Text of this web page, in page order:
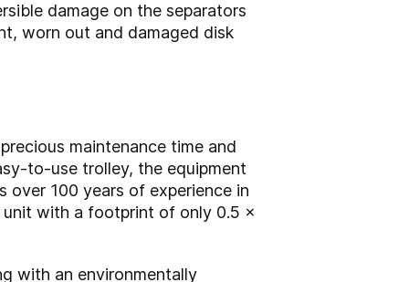
damage on the separators
worn out and damaged disk
maintenance time and
to-use trolley, the equipment
over 100 years of experience in
unit with a footprint of only 0.5 x
with an environmentally